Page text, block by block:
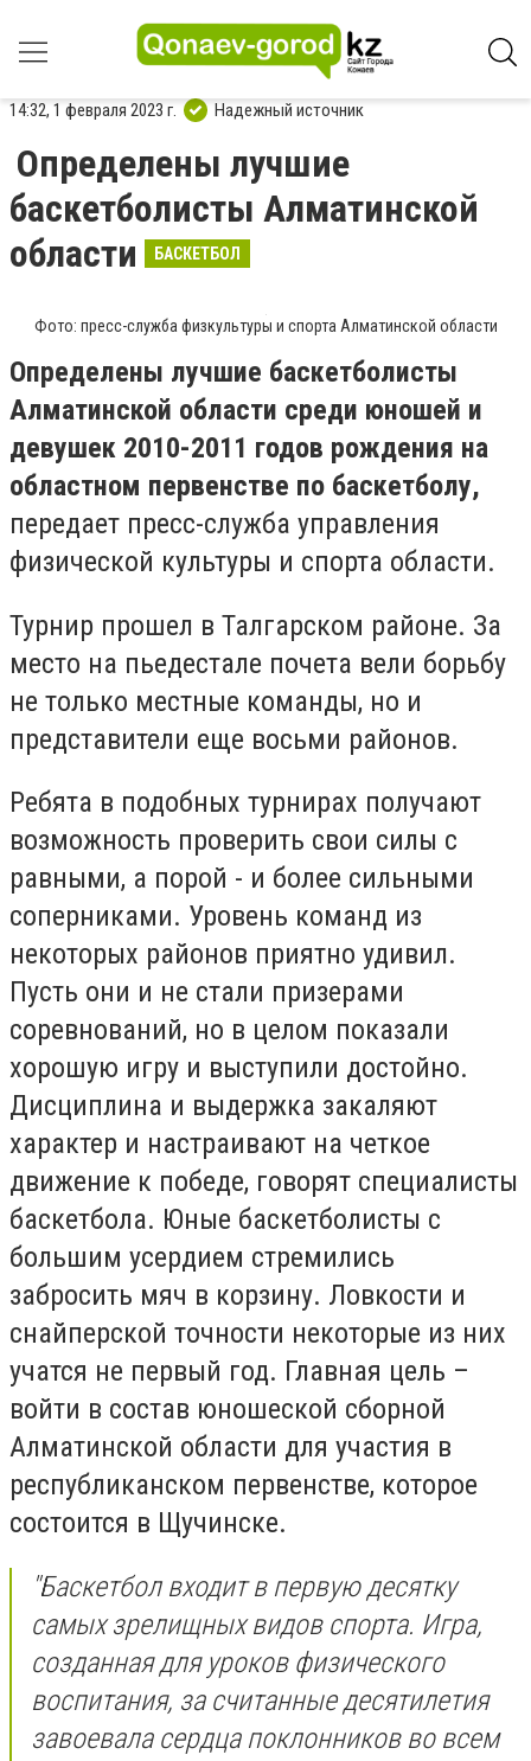
14:32, 1 февраля 2023 г. Надежный источник
Определены лучшие
баскетболисты Алматинской
области
БАСКЕТБОЛ
Фото: пресс-служба физкультуры и спорта Алматинской области
Определены лучшие баскетболисты
Алматинской области среди юношей и
девушек 2010-2011 годов рождения на
областном первенстве по баскетболу,
передает пресс-служба управления
физической культуры и спорта области.
Турнир прошел в Талгарском районе. За
место на пьедестале почета вели борьбу
не только местные команды, но и
представители еще восьми районов.
Ребята в подобных турнирах получают
возможность проверить свои силы с
равными, а порой - и более сильными
соперниками. Уровень команд из
некоторых районов приятно удивил.
Пусть они и не стали призерами
соревнований, но в целом показали
хорошую игру и выступили достойно.
Дисциплина и выдержка закаляют
характер и настраивают на четкое
движение к победе, говорят специалисты
баскетбола. Юные баскетболисты с
большим усердием стремились
забросить мяч в корзину. Ловкости и
снайперской точности некоторые из них
учатся не первый год. Главная цель –
войти в состав юношеской сборной
Алматинской области для участия в
республиканском первенстве, которое
состоится в Щучинске.
"Баскетбол входит в первую десятку
самых зрелищных видов спорта. Игра,
созданная для уроков физического
воспитания, за считанные десятилетия
завоевала сердца поклонников во всем